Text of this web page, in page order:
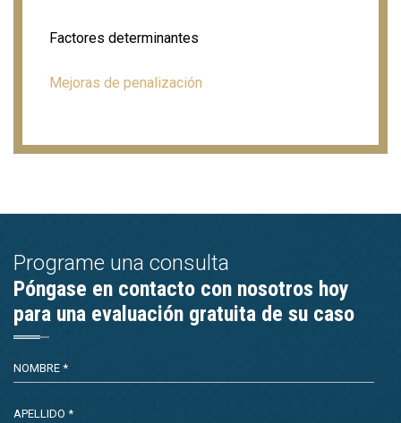
Factores determinantes
Mejoras de penalización
Programe una consulta
Póngase en contacto con nosotros hoy
para una evaluación gratuita de su caso